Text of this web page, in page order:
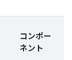
コンポー
ネント